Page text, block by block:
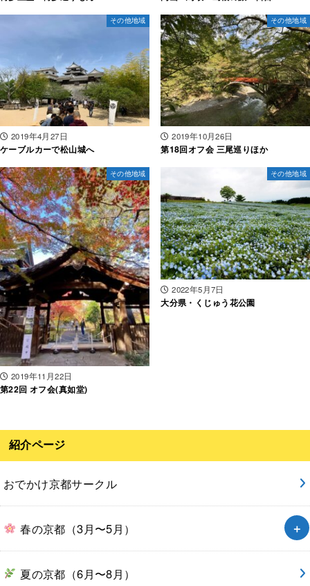
その他地域
2019年4月27日
ケーブルカーで松山城へ
その他地域
2019年10月26日
第18回オフ会 三尾巡りほか
その他地域
2019年11月22日
第22回 オフ会(真如堂)
その他地域
2022年5月7日
大分県・くじゅう花公園
紹介ページ
おでかけ京都サークル
春の京都（3月〜5月）
夏の京都（6月〜8月）